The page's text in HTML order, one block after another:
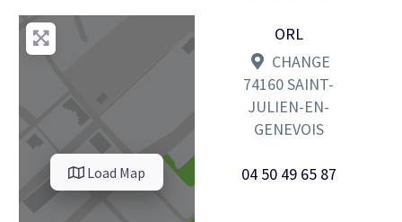
Load Map
ORL
CHANGE
74160SAINT-
JULIEN-EN-
GENEVOIS
04 50 49 65 87